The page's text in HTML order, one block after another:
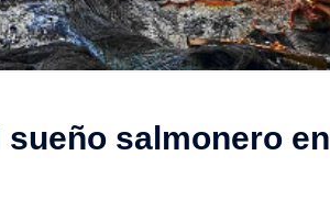
salmonero en